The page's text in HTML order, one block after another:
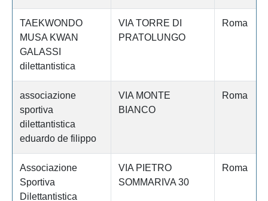
TAEKWONDO
MUSA KWAN
GALASSI
dilettantistica
VIA TORRE DI
PRATOLUNGO
Roma
associazione
sportiva
dilettantistica
eduardo de filippo
VIA MONTE
BIANCO
Roma
Associazione
Sportiva
Dilettantistica
VIA PIETRO
SOMMARIVA 30
Roma